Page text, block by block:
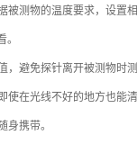
被测物的温度要求，设
，避免探针离开被测物
使在光线不好的地方也能
身携带。